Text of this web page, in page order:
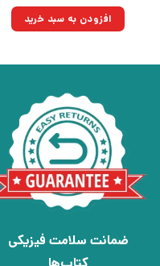
۲۱۰,۰۰۰تومان
بود.
۱۵۰,۱۵۰تومان.افزودن به سبد خرید
ضمانت سلامت فیزیکی